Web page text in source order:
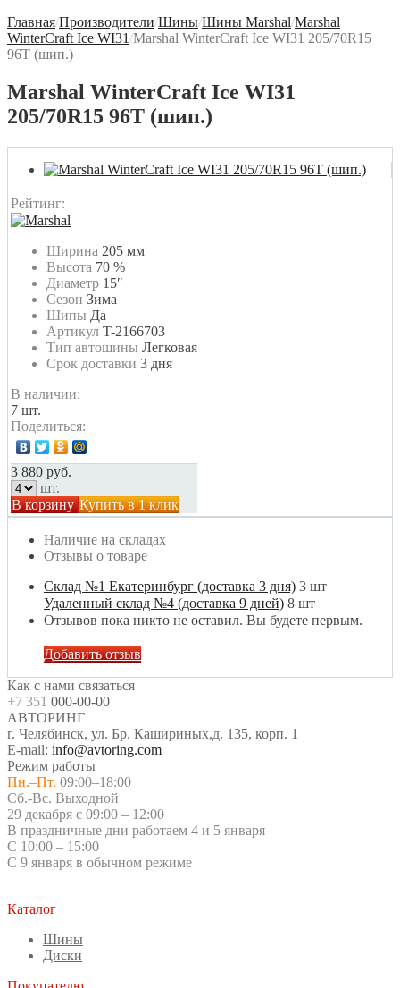
Главная/Производители/Шины/Шины Marshal/Marshal
WinterCraft Ice WI31/Marshal WinterCraft Ice WI31 205/70R15
96T (шип.)
Marshal WinterCraft Ice WI31
205/70R15 96T (шип.)
Рейтинг:
Ширина 205 мм
Высота 70 %
Диаметр 15″
Сезон Зима
Шипы Да
Артикул T-2166703
Тип автошины Легковая
Срок доставки 3 дня
В наличии:
7 шт.
Поделиться:
3 880 руб.
шт.
В корзину Купить в 1 клик
Наличие на складах
Отзывы о товаре
Склад №1 Екатеринбург (доставка 3 дня) 3 шт
Удаленный склад №4 (доставка 9 дней) 8 шт
Отзывов пока никто не оставил. Вы будете первым.
Добавить отзыв
Как с нами связаться
+7 351 000-00-00
АВТОРИНГ
г. Челябинск, ул. Бр. Кашириных,д. 135, корп. 1
E-mail: info@avtoring.com
Режим работы
Пн.–Пт. 09:00–18:00
Сб.-Вс. Выходной
29 декабря с 09:00 – 12:00
В праздничные дни работаем 4 и 5 января
С 10:00 – 15:00
С 9 января в обычном режиме
Каталог
Шины
Диски